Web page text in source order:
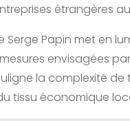
étrangères
Serge Papin met en
envisagées
la complexité
tissu économique